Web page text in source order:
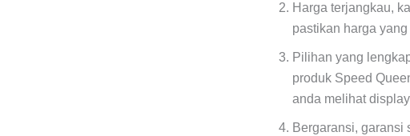
Harga terjangkau,
pastikan harga
Pilihan yang
produk Speed
anda melihat
Bergaransi, garansi